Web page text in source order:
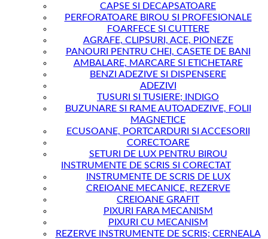
CAPSE SI DECAPSATOARE
PERFORATOARE BIROU SI PROFESIONALE
FOARFECE SI CUTTERE
AGRAFE, CLIPSURI, ACE, PIONEZE
PANOURI PENTRU CHEI, CASETE DE BANI
AMBALARE, MARCARE SI ETICHETARE
BENZI ADEZIVE SI DISPENSERE
ADEZIVI
TUSURI SI TUSIERE; INDIGO
BUZUNARE SI RAME AUTOADEZIVE, FOLII
MAGNETICE
ECUSOANE, PORTCARDURI SI ACCESORII
CORECTOARE
SETURI DE LUX PENTRU BIROU
INSTRUMENTE DE SCRIS SI CORECTAT
INSTRUMENTE DE SCRIS DE LUX
CREIOANE MECANICE, REZERVE
CREIOANE GRAFIT
PIXURI FARA MECANISM
PIXURI CU MECANISM
REZERVE INSTRUMENTE DE SCRIS; CERNEALA